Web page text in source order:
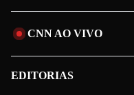
CNN AO VIVO
EDITORIAS